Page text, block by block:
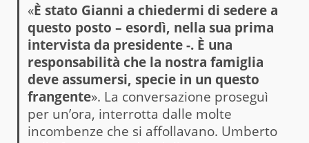
«È stato Gianni a chiedermi di sedere a
questo posto – esordì, nella sua prima
intervista da presidente -. È una
responsabilità che la nostra famiglia
deve assumersi, specie in un questo
frangente». La conversazione proseguì
per un’ora, interrotta dalle molte
incombenze che si affollavano. Umberto